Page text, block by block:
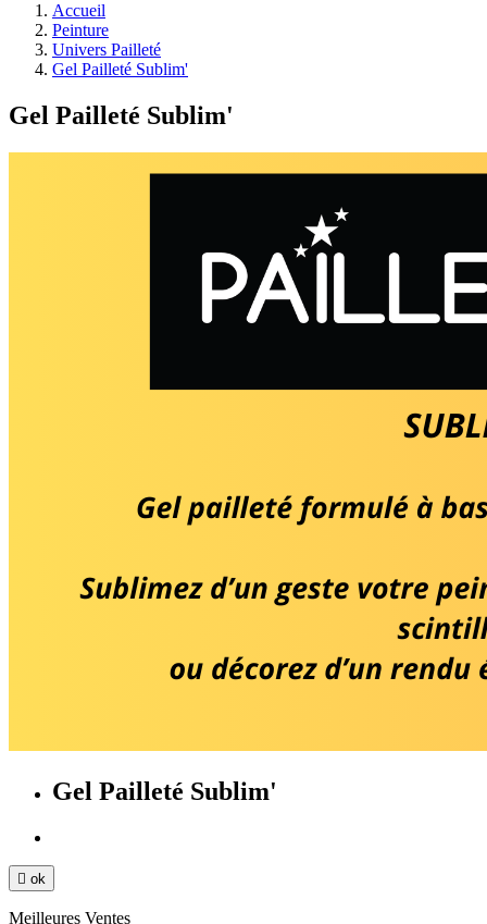
Accueil
Peinture
Univers Pailleté
Gel Pailleté Sublim'
Gel Pailleté Sublim'
Gel Pailleté Sublim'
 ok
Meilleures Ventes